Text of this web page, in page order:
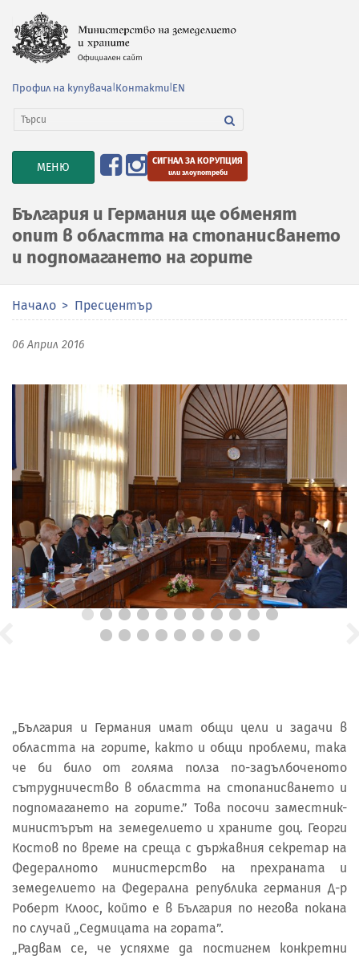
Профил на купувача Контакти EN
TOGGLE
NAVIGATION
МЕНЮ СИГНАЛ ЗА КОРУПЦИЯ
или злоупотреби
България и Германия ще обменят
опит в областта на стопанисването
и подпомагането на горите
Начало Пресцентър
06 Април 2016
„България и Германия имат общи цели и задачи в
областта на горите, както и общи проблеми, така
че би било от голяма полза по-задълбоченото
сътрудничество в областта на стопанисването и
подпомагането на горите.” Това посочи заместник-
министърът на земеделието и храните доц. Георги
Костов по време на среща с държавния секретар на
Федералното министерство на прехраната и
земеделието на Федерална република германия Д-р
Роберт Клоос, който е в България по негова покана
по случай „Седмицата на гората”.
„Радвам се, че успяхме да постигнем конкретни